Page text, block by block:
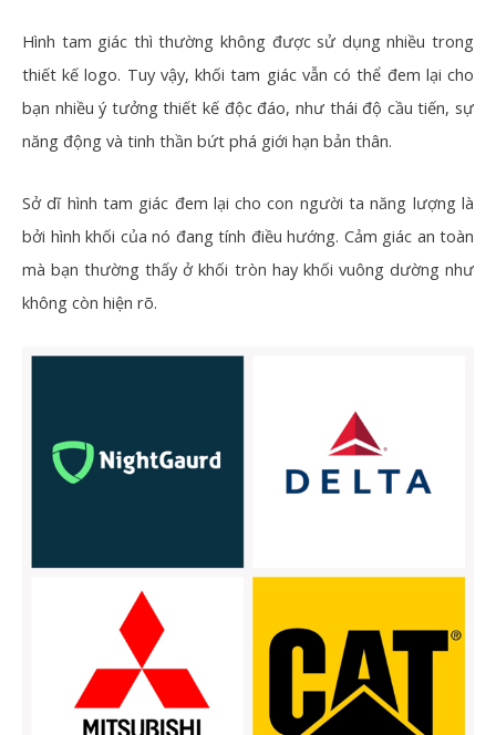
Hình tam giác thì thường không được sử dụng nhiều trong
thiết kế logo. Tuy vậy, khối tam giác vẫn có thể đem lại cho
bạn nhiều ý tưởng thiết kế độc đáo, như thái độ cầu tiến, sự
năng động và tinh thần bứt phá giới hạn bản thân.
Sở dĩ hình tam giác đem lại cho con người ta năng lượng là
bởi hình khối của nó đang tính điều hướng. Cảm giác an toàn
mà bạn thường thấy ở khối tròn hay khối vuông dường như
không còn hiện rõ.